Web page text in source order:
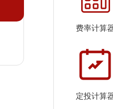
2026-
0.5584
2026-
0.5590
07-17
费率计算
定投计算